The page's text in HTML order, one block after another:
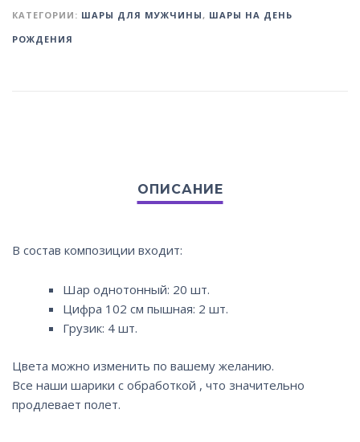
КАТЕГОРИИ: ШАРЫ ДЛЯ МУЖЧИНЫ, ШАРЫ НА ДЕНЬ
РОЖДЕНИЯ
В состав композиции входит:
Шар однотонный: 20 шт.
Цифра 102 см пышная: 2 шт.
Грузик: 4 шт.
Цвета можно изменить по вашему желанию.
Все наши шарики с обработкой , что значительно
продлевает полет.